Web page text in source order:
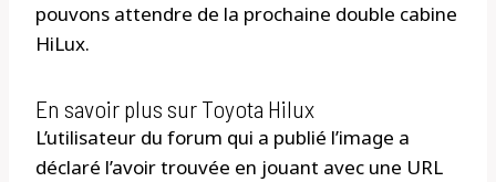
pouvons attendre de la prochaine double cabine
HiLux.
En savoir plus sur Toyota Hilux
L’utilisateur du forum qui a publié l’image a
déclaré l’avoir trouvée en jouant avec une URL